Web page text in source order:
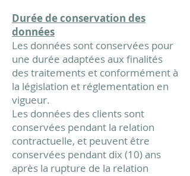
Durée de conservation des
données
Les données sont conservées pour
une durée adaptées aux finalités
des traitements et conformément à
la législation et réglementation en
vigueur.
Les données des clients sont
conservées pendant la relation
contractuelle, et peuvent être
conservées pendant dix (10) ans
après la rupture de la relation